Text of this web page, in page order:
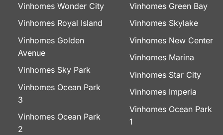
Vinhomes Wonder City
Vinhomes Royal Island
Vinhomes Golden
Avenue
Vinhomes Sky Park
Vinhomes Ocean Park
3
Vinhomes Ocean Park
2
Vinhomes Green Bay
Vinhomes Skylake
Vinhomes New Center
Vinhomes Marina
Vinhomes Star City
Vinhomes Imperia
Vinhomes Ocean Park
1